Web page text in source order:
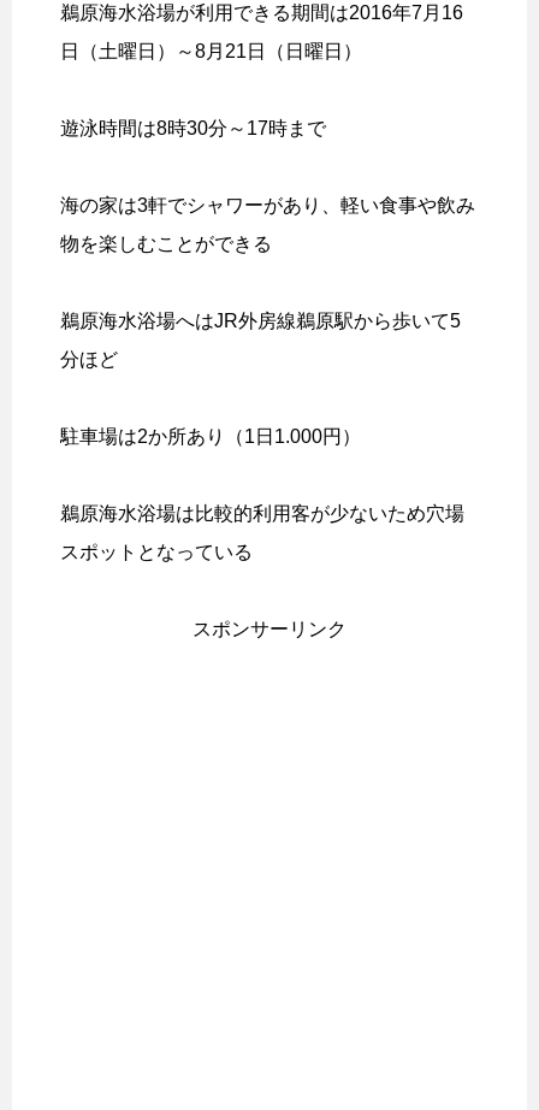
鵜原海水浴場が利用できる期間は2016年7月16
日（土曜日）～8月21日（日曜日）
遊泳時間は8時30分～17時まで
海の家は3軒でシャワーがあり、軽い食事や飲み
物を楽しむことができる
鵜原海水浴場へはJR外房線鵜原駅から歩いて5
分ほど
駐車場は2か所あり（1日1.000円）
鵜原海水浴場は比較的利用客が少ないため穴場
スポットとなっている
スポンサーリンク